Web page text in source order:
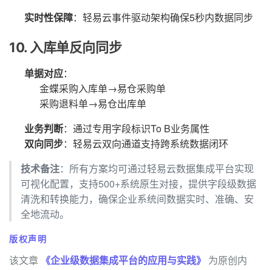
实时性保障：轻易云事件驱动架构确保5秒内数据同步
10. 入库单反向同步
单据对应：
金蝶采购入库单→易仓采购单
采购退料单→易仓出库单
业务判断：通过专用字段标识To B业务属性
双向同步：轻易云双向通道支持跨系统数据闭环
技术备注：所有方案均可通过轻易云数据集成平台实现
可视化配置，支持500+系统原生对接，提供字段级数据
清洗和转换能力，确保企业系统间数据实时、准确、安
全地流动。
版权声明
该文章 《企业级数据集成平台的应用与实践》 为原创内